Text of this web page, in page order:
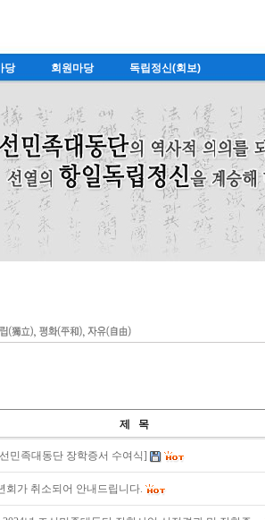
당 회원마당 독립정신(회보)
제 목
민족대동단 장학증서 수여식]
회가 취소되어 안내드립니다.